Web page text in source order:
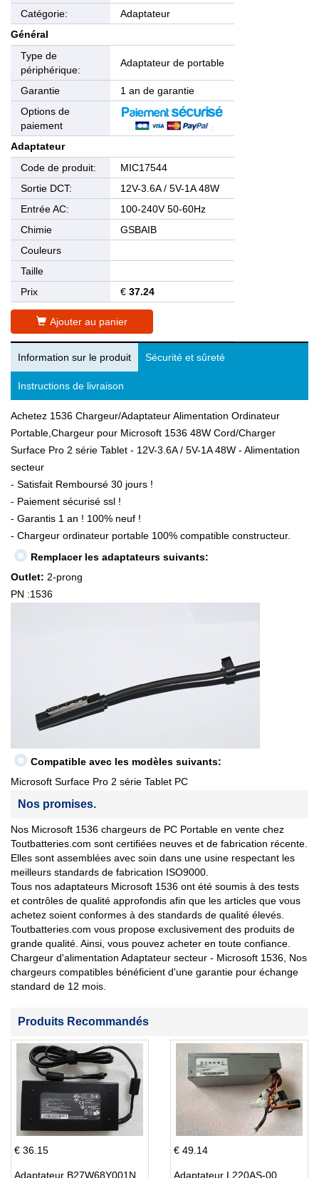
Catégorie:
Adaptateur
Général
Type de
périphérique:
Adaptateur de portable
Garantie
1 an de garantie
Options de
paiement
Adaptateur
Code de produit:
MIC17544
Sortie DCT:
12V-3.6A / 5V-1A 48W
Entrée AC:
100-240V 50-60Hz
Chimie
GSBAIB
Couleurs
Taille
Prix
€ 37.24
Ajouter au panier
Information sur le produit Sécurité et sûreté
Instructions de livraison
Achetez 1536 Chargeur/Adaptateur Alimentation Ordinateur
Portable,Chargeur pour Microsoft 1536 48W Cord/Charger
Surface Pro 2 série Tablet - 12V-3.6A / 5V-1A 48W - Alimentation
secteur
- Satisfait Remboursé 30 jours !
- Paiement sécurisé ssl !
- Garantis 1 an ! 100% neuf !
- Chargeur ordinateur portable 100% compatible constructeur.
Remplacer les adaptateurs suivants:
Outlet: 2-prong
PN :1536
Compatible avec les modèles suivants:
Microsoft Surface Pro 2 série Tablet PC
Nos promises.
Nos Microsoft 1536 chargeurs de PC Portable en vente chez
Toutbatteries.com sont certifiées neuves et de fabrication récente.
Elles sont assemblées avec soin dans une usine respectant les
meilleurs standards de fabrication ISO9000.
Tous nos adaptateurs Microsoft 1536 ont été soumis à des tests
et contrôles de qualité approfondis afin que les articles que vous
achetez soient conformes à des standards de qualité élevés.
Toutbatteries.com vous propose exclusivement des produits de
grande qualité. Ainsi, vous pouvez acheter en toute confiance.
Chargeur d'alimentation Adaptateur secteur - Microsoft 1536, Nos
chargeurs compatibles bénéficient d'une garantie pour échange
standard de 12 mois.
Produits Recommandés
€ 36.15
Adaptateur B27W68Y001N
€ 49.14
Adaptateur L220AS-00